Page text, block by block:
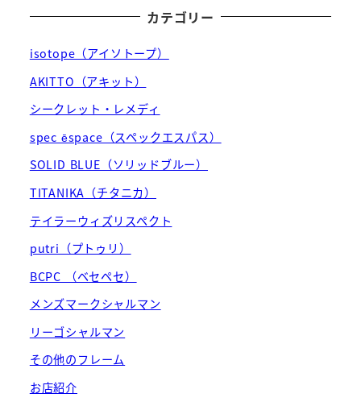
カテゴリー
isotope（アイソトープ）
AKITTO（アキット）
シークレット・レメディ
spec ēspace（スペックエスパス）
SOLID BLUE（ソリッドブルー）
TITANIKA（チタニカ）
テイラーウィズリスペクト
putri（プトゥリ）
BCPC （ベセペセ）
メンズマークシャルマン
リーゴシャルマン
その他のフレーム
お店紹介